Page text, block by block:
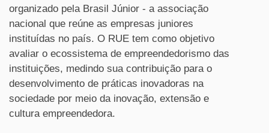
organizado pela Brasil Júnior - a associação
nacional que reúne as empresas juniores
instituídas no país. O RUE tem como objetivo
avaliar o ecossistema de empreendedorismo das
instituições, medindo sua contribuição para o
desenvolvimento de práticas inovadoras na
sociedade por meio da inovação, extensão e
cultura empreendedora.